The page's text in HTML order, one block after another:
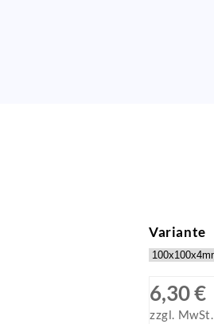
Variante
6,30 €
zzgl. MwSt.